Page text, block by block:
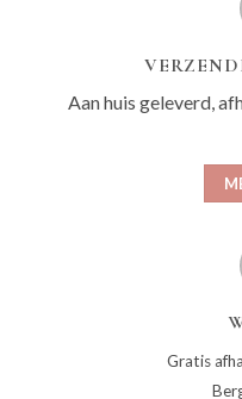
Aan huis geleverd,
Gratis